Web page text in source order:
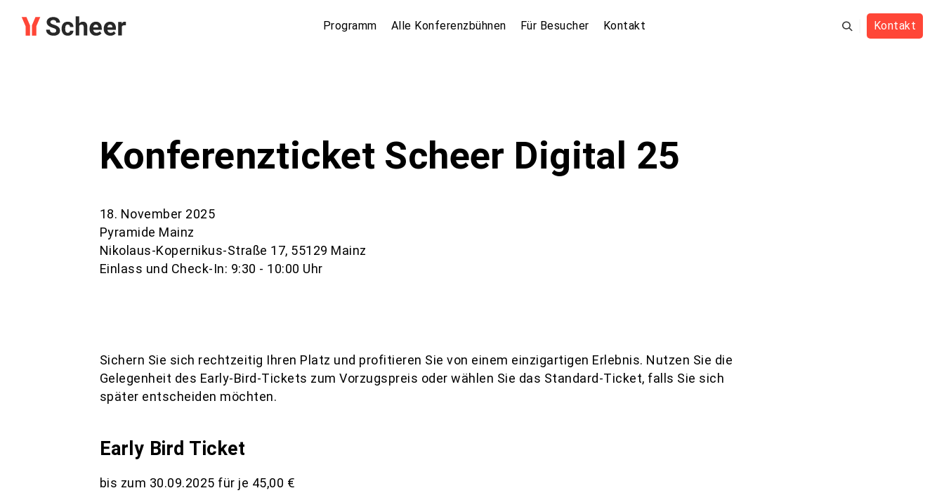
Programm Alle Konferenzbühnen Für Besucher Kontakt Kontakt
Konferenzticket Scheer Digital 25
18. November 2025
Pyramide Mainz
Nikolaus-Kopernikus-Straße 17, 55129 Mainz
Einlass und Check-In: 9:30 - 10:00 Uhr
Sichern Sie sich rechtzeitig Ihren Platz und profitieren Sie von einem einzigartigen Erlebnis. Nutzen Sie die
Gelegenheit des Early-Bird-Tickets zum Vorzugspreis oder wählen Sie das Standard-Ticket, falls Sie sich
später entscheiden möchten.
Early Bird Ticket
bis zum 30.09.2025 für je 45,00 €